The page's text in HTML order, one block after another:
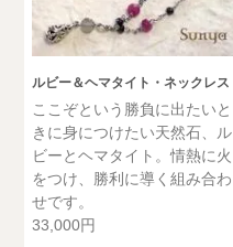
ルビー＆ヘマタイト・ネックレス
ここぞという勝負に出たいと
きに身につけたい天然石、ル
ビーとヘマタイト。情熱に火
をつけ、勝利に導く組み合わ
せです。
33,000円